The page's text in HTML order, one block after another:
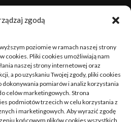
zgodą
poziomie w ramach naszej strony
cookies. Pliki cookies umożliwiają nam
naszej strony internetowej oraz
a po uzyskaniu Twojej zgody, pliki cookies
dokonywania pomiarów i analiz korzystania
celów marketingowych. Strona
podmiotów trzecich w celu korzystania z
i marketingowych. Aby wyrazić zgodę
końcowym plików cookies wszystkich
2026
6 7 8 9
13 14 15 16